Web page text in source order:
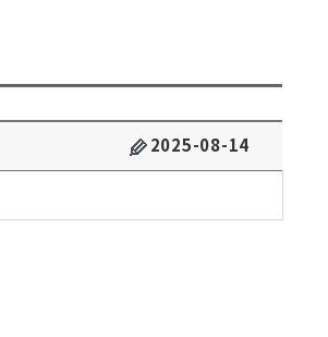
2025-08-14